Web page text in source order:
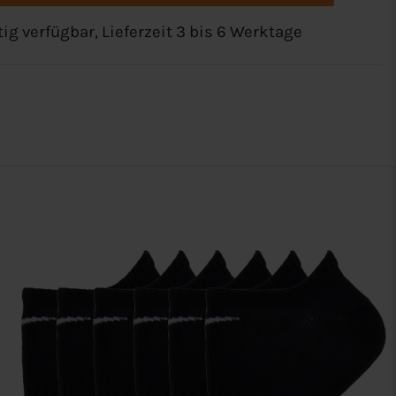
verfügbar, Lieferzeit 3 bis 6 Werktage